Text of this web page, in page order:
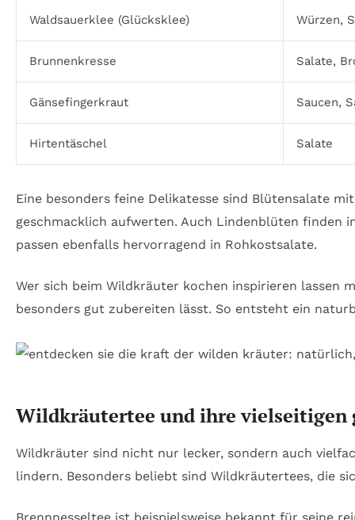
Waldsauerklee (Glücksklee) Würzen,
Brunnenkresse Salate,
Gänsefingerkraut Saucen,
Hirtentäschel Salate
Eine besonders feine Delikatesse sind Blütensalate
geschmacklich aufwerten. Auch Lindenblüten finden
passen ebenfalls hervorragend in Rohkostsalate.
Wer sich beim Wildkräuter kochen inspirieren lassen
besonders gut zubereiten lässt. So entsteht ein
Wildkräutertee und ihre
Wildkräuter sind nicht nur lecker, sondern auch
lindern. Besonders beliebt sind Wildkräutertees, die
Brennnesseltee ist beispielsweise bekannt für seine